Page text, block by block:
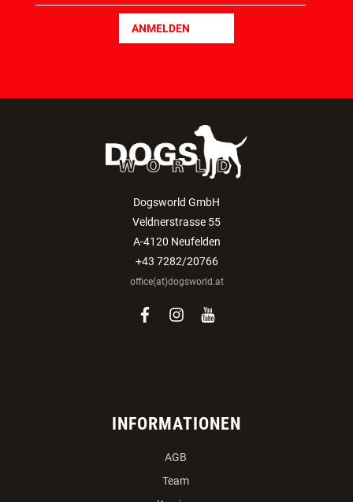
ANMELDEN
Dogsworld GmbH
Veldnerstrasse 55
A-4120 Neufelden
+43 7282/20766
office(at)dogsworld.at
facebook
instagram
youtube
INFORMATIONEN
AGB
Team